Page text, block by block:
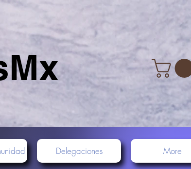
Delegaciones More